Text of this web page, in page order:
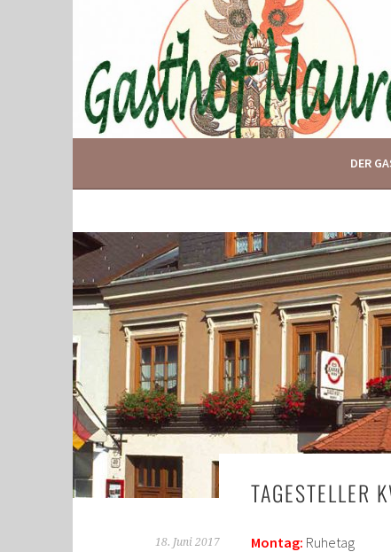
GASTHOF MAURER
IHR GASTHOF IN GLOGGNITZ
DER
TAGESTELLER
18. Juni 2017 Montag: Ruhetag